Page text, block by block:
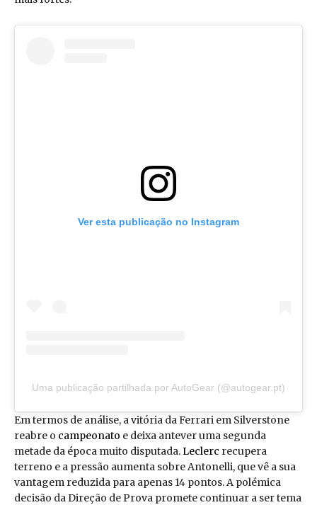
Ver esta publicação no Instagram
Uma publicação partilhada por AutoGear (@autogear.pt)
Em termos de análise, a vitória da Ferrari em Silverstone
reabre o campeonato e deixa antever uma segunda
metade da época muito disputada.Leclerc recupera
terreno e a pressão aumenta sobre Antonelli, que vê a sua
vantagem reduzida para apenas 14 pontos. A polémica
decisão da Direção de Prova promete continuar a ser tema